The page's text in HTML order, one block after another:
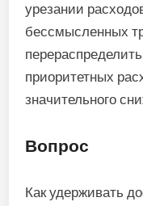
урезании
бессмысленных
приоритетных
значительного
Вопрос
Как удерживать